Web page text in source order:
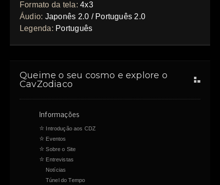
Formato da tela: 4x3
Áudio: Japonês 2.0 / Português 2.0
Legenda: Português
Queime o seu cosmo e explore o
CavZodiaco
Informações
☆ Introdução aos CDZ
☆ Eventos
☆ Sobre o Site
☆ Entrevistas
Notícias
Túnel do Tempo